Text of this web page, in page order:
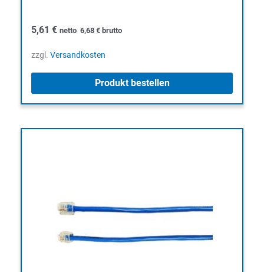
5,61 € netto 6,68 € brutto
zzgl. Versandkosten
Produkt bestellen